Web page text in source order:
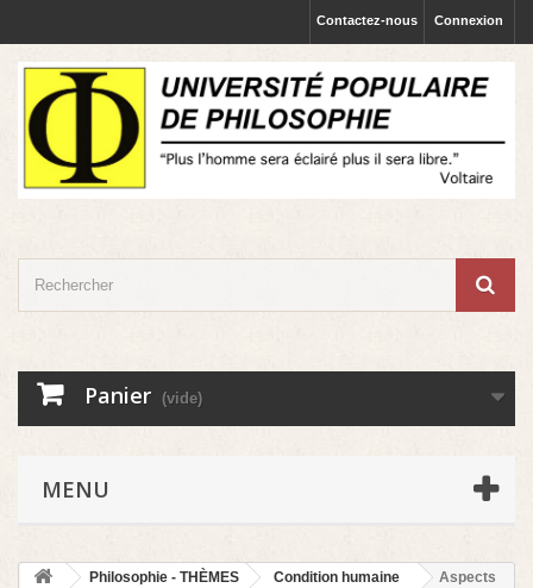
Connexion
Contactez-nous
Panier (vide)
MENU
Philosophie - THÈMES Condition humaine
Aspects